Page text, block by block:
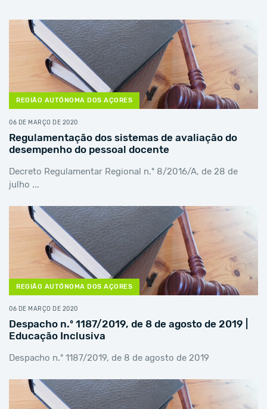
REGIÃO AUTÓNOMA DOS AÇORES
06 DE MARÇO DE 2020
Regulamentação dos sistemas de avaliação do
desempenho do pessoal docente
Decreto Regulamentar Regional n.º 8/2016/A, de 28 de
julho ...
REGIÃO AUTÓNOMA DOS AÇORES
06 DE MARÇO DE 2020
Despacho n.º 1187/2019, de 8 de agosto de 2019 |
Educação Inclusiva
Despacho n.º 1187/2019, de 8 de agosto de 2019